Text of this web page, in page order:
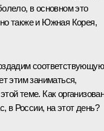
в основном это
также и Южная Корея,
соответствующую
этим заниматься,
теме. Как
в России, на этот день?